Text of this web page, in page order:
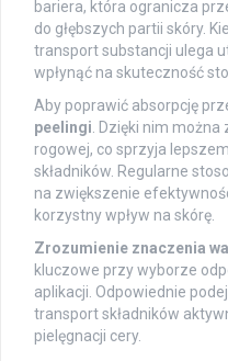
bariera, która ogranicza
do głębszych partii skóry.
transport substancji ulega
wpłynąć na skuteczność
Aby poprawić absorpcję
peelingi. Dzięki nim
rogowej, co sprzyja
składników. Regularne
na zwiększenie
korzystny wpływ na skórę.
Zrozumienie znaczenia
kluczowe przy wyborze
aplikacji. Odpowiednie
transport składników
pielęgnacji cery.